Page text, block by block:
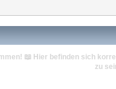
📖 Hier befinden sich
zu